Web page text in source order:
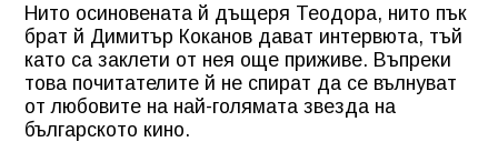
Нито осиновената й дъщеря Теодора, нито пък
брат й Димитър Коканов дават интервюта, тъй
като са заклети от нея още приживе. Въпреки
това почитателите й не спират да се вълнуват
от любовите на най-голямата звезда на
българското кино.